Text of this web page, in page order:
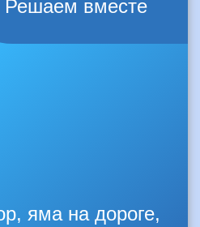
Решаем вместе
яма на дороге,